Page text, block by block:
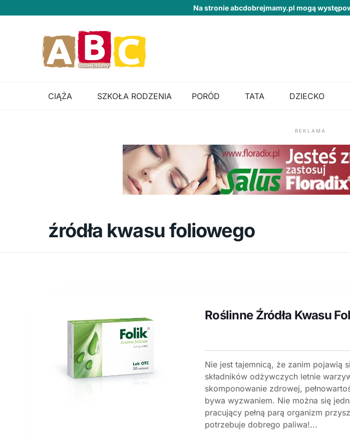
Na stronie abcdobrejmamy.pl mogą
CIĄŻA SZKOŁA RODZENIA PORÓD TATA DZIECKO
REKLAMA
źródła kwasu foliowego
Roślinne Źródła Kwasu
Nie jest tajemnicą, że zanim pojawią
składników odżywczych letnie
skomponowanie zdrowej,
bywa wyzwaniem. Nie można się
pracujący pełną parą organizm
potrzebuje dobrego paliwa!...